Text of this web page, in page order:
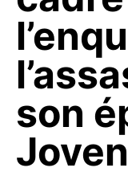
son